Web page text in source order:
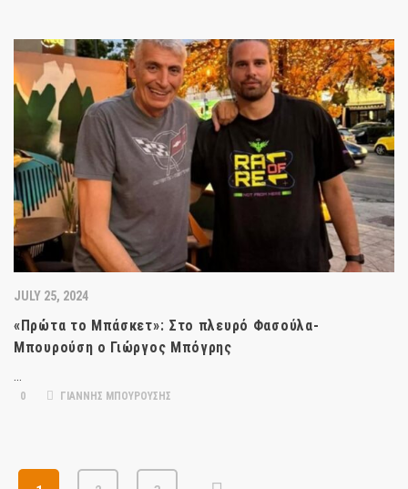
JULY 25, 2024
«Πρώτα το Μπάσκετ»: Στο πλευρό Φασούλα-
Μπουρούση ο Γιώργος Μπόγρης
…
0 ΓΙΑΝΝΗΣ ΜΠΟΥΡΟΥΣΗΣ